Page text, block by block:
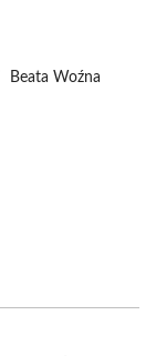
Beata Woźna